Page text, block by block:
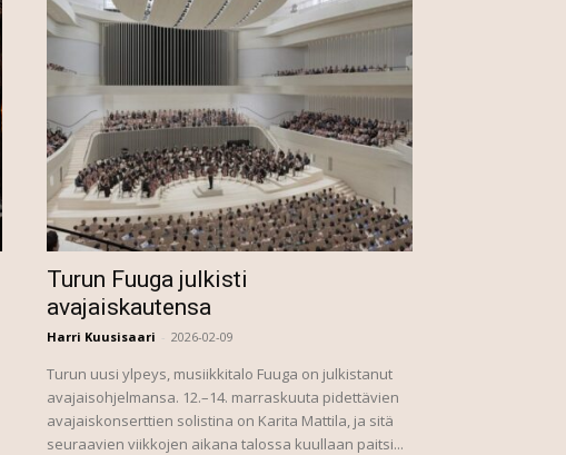
Turun Fuuga julkisti
avajaiskautensa
Harri Kuusisaari - 2026-02-09
Turun uusi ylpeys, musiikkitalo Fuuga on julkistanut
avajaisohjelmansa. 12.–14. marraskuuta pidettävien
avajaiskonserttien solistina on Karita Mattila, ja sitä
seuraavien viikkojen aikana talossa kuullaan paitsi...